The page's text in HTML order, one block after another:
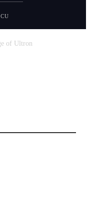
of Ultron